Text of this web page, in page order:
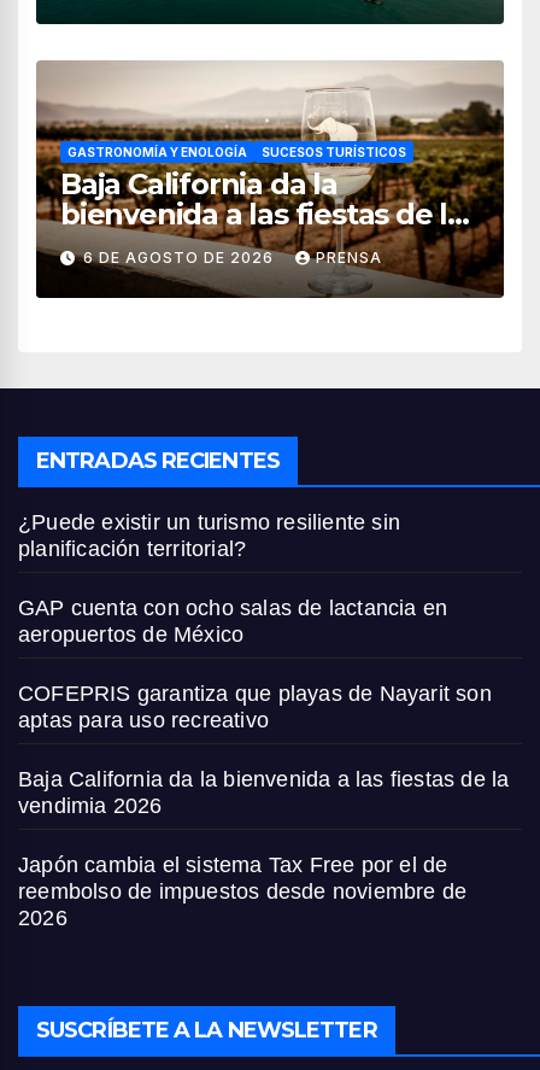
GASTRONOMÍA Y ENOLOGÍA SUCESOS TURÍSTICOS
Baja California da la
bienvenida a las fiestas de la
vendimia 2026
6 DE AGOSTO DE 2026 PRENSA
ENTRADAS RECIENTES
¿Puede existir un turismo resiliente sin
planificación territorial?
GAP cuenta con ocho salas de lactancia en
aeropuertos de México
COFEPRIS garantiza que playas de Nayarit son
aptas para uso recreativo
Baja California da la bienvenida a las fiestas de la
vendimia 2026
Japón cambia el sistema Tax Free por el de
reembolso de impuestos desde noviembre de
2026
SUSCRÍBETE A LA NEWSLETTER